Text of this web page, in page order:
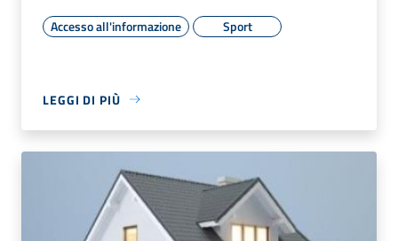
Accesso all'informazione Sport
LEGGI DI PIÙ